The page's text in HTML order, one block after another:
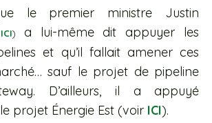
le premier ministre Justin
ICI) a lui-même dit appuyer les
et qu’il fallait amener ces
sauf le projet de pipeline
D’ailleurs, il a appuyé
projet Énergie Est (voir ICI).